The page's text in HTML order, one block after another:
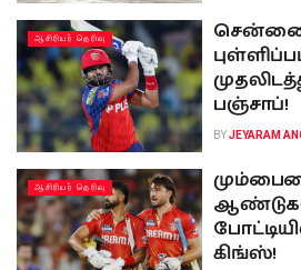
ஆசிரியர் தெரிவு
பஞ்சாப்!
BYJEYARAM
ஆசிரியர் தெரிவு
கிங்ஸ்!